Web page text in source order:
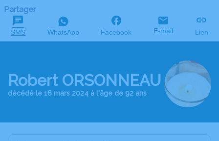
Partager
SMS WhatsApp Facebook E-mail Lien
Robert ORSONNEAU
décédé le 16 mars 2024 à l'âge de 92 ans